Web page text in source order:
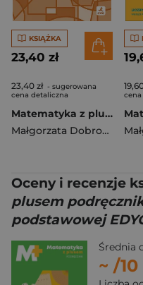
KSIĄŻKA
23,40 zł
23,40 zł - sugerowana
cena detaliczna
Matematyka z plusem ćwiczenia dla klasy 7 szkoła podstawowa EDYCJA 2026
Małgorzata Dobrowolska
Oceny i recenzje
plusem
podstawowej
Średnia
~ /10